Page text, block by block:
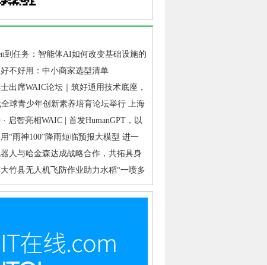
到任务：智能体AI如何改变基础设施的
不好用：中小商家选型清单
出席WAIC论坛｜筑好通用技术底座，
启智交出工业具身落地答卷
球青少年创新素养培育论坛举行 上海
育从“普及覆盖”迈向“提质培优”
启智亮相WAIC | 首发HumanGPT，以
底座破解行业“共创难”
“雨神100”降雨短临预报大模型 进一
洪、泥石流、滑坡、城市内涝等灾害短
确性
人与哈金森达成战略合作，共拓具身
落地新路径
竹县无人机飞防作业助力水稻“一喷多